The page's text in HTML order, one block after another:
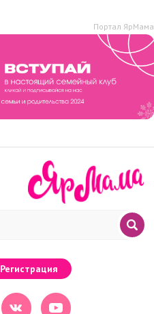
Портал ЯрМама
Регистрация